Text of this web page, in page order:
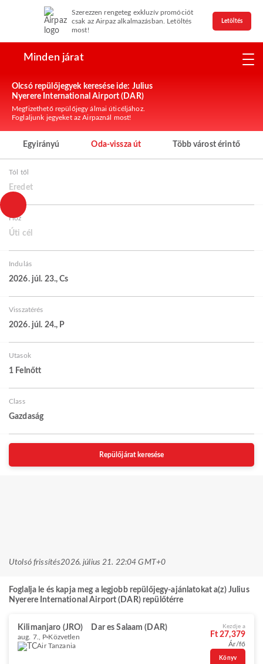
Szerezzen rengeteg exkluzív promóciót
csak az Airpaz alkalmazásban. Letöltés
most!
Letöltés
Minden járat
Olcsó repülőjegyek keresése ide: Julius
Nyerere International Airport (DAR)
Megfizethető repülőjegy álmai úticéljához.
Foglaljunk jegyeket az Airpaznál most!
Egyirányú Oda-vissza út Több várost érintő
Tól től
Eredet
Hoz
Úti cél
Indulás
2026. júl. 23., Cs
Visszatérés
2026. júl. 24., P
Utasok
1 Felnőtt
Class
Gazdaság
Repülőjárat keresése
Utolsó frissítés2026. július 21. 22:04 GMT+0
Foglalja le és kapja meg a legjobb repülőjegy-ajánlatokat a(z) Julius
Nyerere International Airport (DAR) repülőtérre
Kilimanjaro (JRO) Dar es Salaam (DAR)
aug. 7., P Közvetlen
Air Tanzania
Kezdje a
Ft 27,379
Ár/fő
Könyv